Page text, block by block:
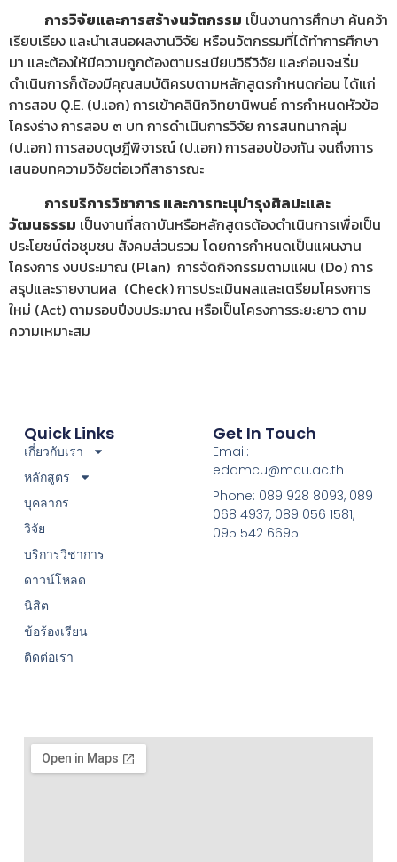
การวิจัยและการสร้างนวัตกรรม เป็นงานการศึกษา ค้นคว้า
เรียบเรียง และนำเสนอผลงานวิจัย หรือนวัตกรรมที่ได้ทำการศึกษา
มา และต้องให้มีความถูกต้องตามระเบียบวิธีวิจัย และก่อนจะเริ่ม
ดำเนินการก็ต้องมีคุณสมบัติครบตามหลักสูตรกำหนดก่อน ได้แก่
การสอบ Q.E. (ป.เอก) การเข้าคลินิกวิทยานิพนธ์ การกำหนดหัวข้อ
โครงร่าง การสอบ ๓ บท การดำเนินการวิจัย การสนทนากลุ่ม
(ป.เอก) การสอบดุษฎีพิจารณ์ (ป.เอก) การสอบป้องกัน จนถึงการ
เสนอบทความวิจัยต่อเวทีสาธารณะ
การบริการวิชาการ และการทะนุบำรุงศิลปะและ
วัฒนธรรม เป็นงานที่สถาบันหรือหลักสูตรต้องดำเนินการเพื่อเป็น
ประโยชน์ต่อชุมชน สังคมส่วนรวม โดยการกำหนดเป็นแผนงาน
โครงการ งบประมาณ (Plan) การจัดกิจกรรมตามแผน (Do) การ
สรุปและรายงานผล (Check) การประเมินผลและเตรียมโครงการ
ใหม่ (Act) ตามรอบปีงบประมาณ หรือเป็นโครงการระยะยาว ตาม
ความเหมาะสม
Quick Links
เกี่ยวกับเรา
หลักสูตร
บุคลากร
วิจัย
บริการวิชาการ
ดาวน์โหลด
นิสิต
ข้อร้องเรียน
ติดต่อเรา
Get In Touch
Email:
edamcu@mcu.ac.th
Phone: 089 928 8093, 089
068 4937, 089 056 1581,
095 542 6695